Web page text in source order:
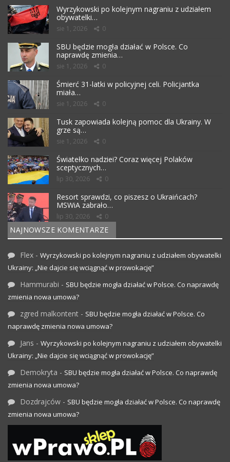
Wyrzykowski po kolejnym nagraniu z udziałem
obywatelki…
sie 1, 2026 0
SBU będzie mogła działać w Polsce. Co
naprawdę zmienia…
sie 1, 2026 0
Śmierć 31-latki w policyjnej celi. Policjantka
miała…
sie 1, 2026 0
Tusk zapowiada kolejną pomoc dla Ukrainy. W
grze są…
sie 1, 2026 0
Światełko nadziei? Coraz więcej Polaków
sceptycznych…
lip 30, 2026 0
Resort sprawdzi, co piszesz o Ukraińcach?
MSWiA zabrało…
lip 30, 2026 0
NAJNOWSZE KOMENTARZE
Flex - Wyrzykowski po kolejnym nagraniu z udziałem obywatelki
Ukrainy: „Nie dajcie się wciągnąć w prowokację”
Hammurabi - SBU będzie mogła działać w Polsce. Co naprawdę
zmienia nowa umowa?
zgred malkontent - SBU będzie mogła działać w Polsce. Co
naprawdę zmienia nowa umowa?
Jans - Wyrzykowski po kolejnym nagraniu z udziałem obywatelki
Ukrainy: „Nie dajcie się wciągnąć w prowokację”
Demokryta - SBU będzie mogła działać w Polsce. Co naprawdę
zmienia nowa umowa?
Dozdrajców - SBU będzie mogła działać w Polsce. Co naprawdę
zmienia nowa umowa?